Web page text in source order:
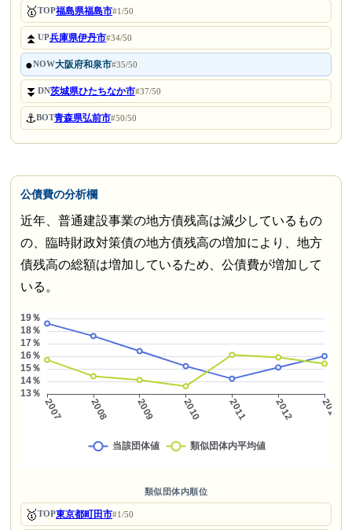
🥇TOP福島県福島市#1/50
⏫UP兵庫県伊丹市#34/50
●NOW大阪府和泉市#35/50
⏬DN茨城県ひたちなか市#37/50
⚓BOT青森県弘前市#50/50
公債費の分析欄
近年、普通建設事業の地方債残高は減少しているもの
の、臨時財政対策債の地方債残高の増加により、地方
債残高の総額は増加しているため、公債費が増加して
いる。
類似団体内順位
🥇TOP東京都町田市#1/50